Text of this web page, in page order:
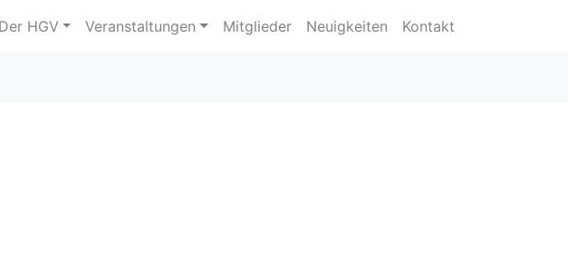
Der HGV Veranstaltungen Mitglieder Neuigkeiten Kontakt